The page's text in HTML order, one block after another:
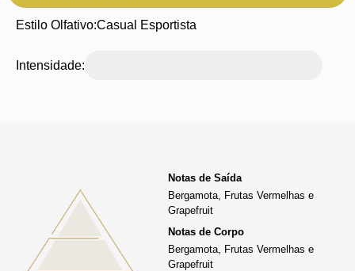
Estilo Olfativo:Casual Esportista
Intensidade:
Notas de Saída
Bergamota, Frutas Vermelhas e
Grapefruit
Notas de Corpo
Bergamota, Frutas Vermelhas e
Grapefruit